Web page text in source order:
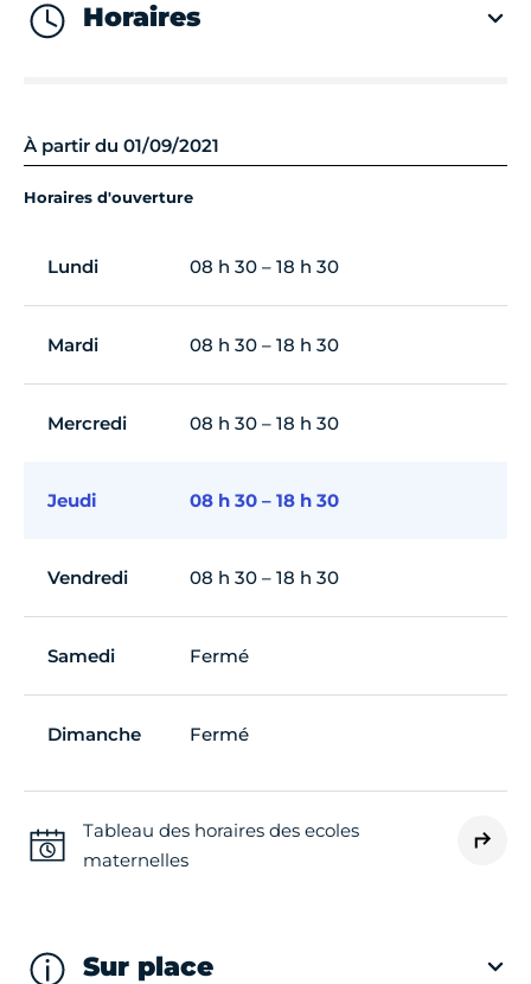
Horaires
À partir du 01/09/2021
Horaires d'ouverture
Lundi 08 h 30 – 18 h 30
Mardi 08 h 30 – 18 h 30
Mercredi 08 h 30 – 18 h 30
Jeudi 08 h 30 – 18 h 30
Vendredi 08 h 30 – 18 h 30
Samedi Fermé
Dimanche Fermé
Tableau des horaires des ecoles
maternelles
Sur place